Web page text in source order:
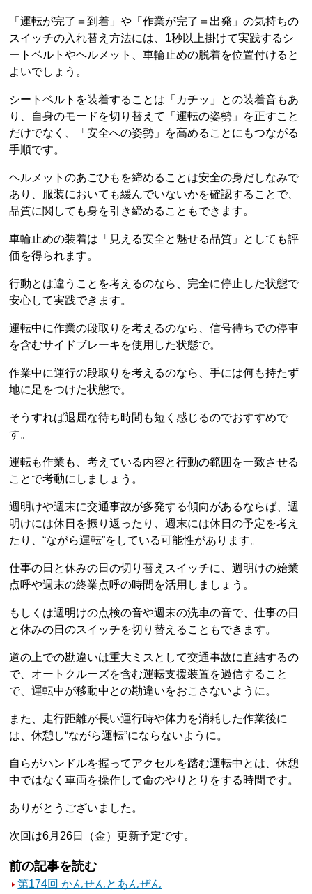
「運転が完了＝到着」や「作業が完了＝出発」の気持ちの
スイッチの入れ替え方法には、1秒以上掛けて実践するシ
ートベルトやヘルメット、車輪止めの脱着を位置付けると
よいでしょう。
シートベルトを装着することは「カチッ」との装着音もあ
り、自身のモードを切り替えて「運転の姿勢」を正すこと
だけでなく、「安全への姿勢」を高めることにもつながる
手順です。
ヘルメットのあごひもを締めることは安全の身だしなみで
あり、服装においても緩んでいないかを確認することで、
品質に関しても身を引き締めることもできます。
車輪止めの装着は「見える安全と魅せる品質」としても評
価を得られます。
行動とは違うことを考えるのなら、完全に停止した状態で
安心して実践できます。
運転中に作業の段取りを考えるのなら、信号待ちでの停車
を含むサイドブレーキを使用した状態で。
作業中に運行の段取りを考えるのなら、手には何も持たず
地に足をつけた状態で。
そうすれば退屈な待ち時間も短く感じるのでおすすめで
す。
運転も作業も、考えている内容と行動の範囲を一致させる
ことで考動にしましょう。
週明けや週末に交通事故が多発する傾向があるならば、週
明けには休日を振り返ったり、週末には休日の予定を考え
たり、“ながら運転”をしている可能性があります。
仕事の日と休みの日の切り替えスイッチに、週明けの始業
点呼や週末の終業点呼の時間を活用しましょう。
もしくは週明けの点検の音や週末の洗車の音で、仕事の日
と休みの日のスイッチを切り替えることもできます。
道の上での勘違いは重大ミスとして交通事故に直結するの
で、オートクルーズを含む運転支援装置を過信すること
で、運転中が移動中との勘違いをおこさないように。
また、走行距離が長い運行時や体力を消耗した作業後に
は、休憩し“ながら運転”にならないように。
自らがハンドルを握ってアクセルを踏む運転中とは、休憩
中ではなく車両を操作して命のやりとりをする時間です。
ありがとうございました。
次回は6月26日（金）更新予定です。
前の記事を読む
第174回 かんせんとあんぜん